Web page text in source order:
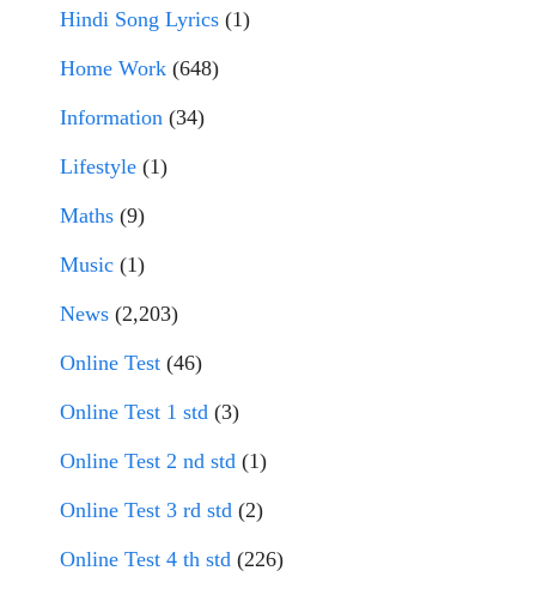
Hindi Song Lyrics (1)
Home Work (648)
Information (34)
Lifestyle (1)
Maths (9)
Music (1)
News (2,203)
Online Test (46)
Online Test 1 std (3)
Online Test 2 nd std (1)
Online Test 3 rd std (2)
Online Test 4 th std (226)